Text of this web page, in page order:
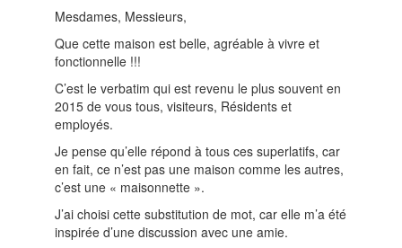
Mesdames, Messieurs,
Que cette maison est belle, agréable à vivre et
fonctionnelle !!!
C’est le verbatim qui est revenu le plus souvent en
2015 de vous tous, visiteurs, Résidents et
employés.
Je pense qu’elle répond à tous ces superlatifs, car
en fait, ce n’est pas une maison comme les autres,
c’est une « maisonnette ».
J’ai choisi cette substitution de mot, car elle m’a été
inspirée d’une discussion avec une amie.